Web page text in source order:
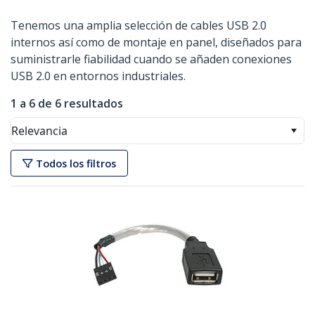
Tenemos una amplia selección de cables USB 2.0
internos así como de montaje en panel, diseñados para
suministrarle fiabilidad cuando se añaden conexiones
USB 2.0 en entornos industriales.
1 a 6 de 6 resultados
Relevancia
Todos los filtros